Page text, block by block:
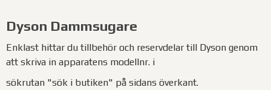
Dyson Dammsugare
Enklast hittar du tillbehör och reservdelar till Dyson genom
att skriva in apparatens modellnr. i
sökrutan "sök i butiken" på sidans överkant.